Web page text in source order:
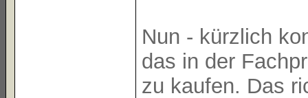
Nun - kürzlich
das in der
zu kaufen. Das